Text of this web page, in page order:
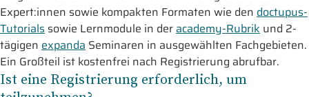
Expert:innen sowie kompakten Formaten wie den doctupus-
Tutorials sowie Lernmodule in deracademy-Rubrik und 2-
tägigen expanda Seminaren in ausgewählten Fachgebieten.
Ein Großteil ist kostenfrei nach Registrierung abrufbar.
Ist eine Registrierung erforderlich, um